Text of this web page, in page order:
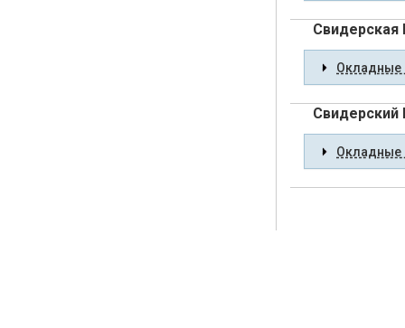
Свидерская
Окладные
Свидерский
Окладные